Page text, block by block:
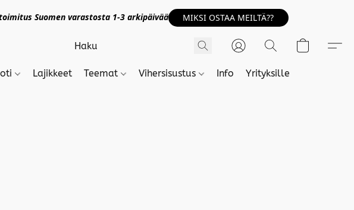
Suomen varastosta 1-3 arkipäivää MIKSI OSTAA MEILTÄ??
Lajikkeet Teemat Vihersisustus Info Yrityksille